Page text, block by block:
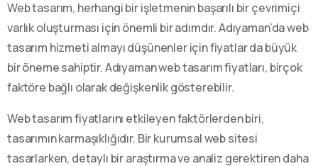
Web tasarım, herhangi bir işletmenin başarılı bir çevrimiçi
varlık oluşturması için önemli bir adımdır. Adıyaman’da web
tasarım hizmeti almayı düşünenler için fiyatlar da büyük
bir öneme sahiptir. Adıyaman web tasarım fiyatları, birçok
faktöre bağlı olarak değişkenlik gösterebilir.
Web tasarım fiyatlarını etkileyen faktörlerden biri,
tasarımın karmaşıklığıdır. Bir kurumsal web sitesi
tasarlarken, detaylı bir araştırma ve analiz gerektiren daha